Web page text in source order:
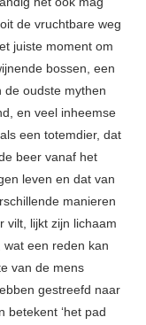
de vruchtbare weg
juiste moment om
bossen, een
de oudste mythen
en veel inheemse
een totemdier, dat
beer vanaf het
leven en dat van
manieren
vilt, lijkt zijn lichaam
een reden kan
van de mens
gestreefd naar
betekent ‘het pad